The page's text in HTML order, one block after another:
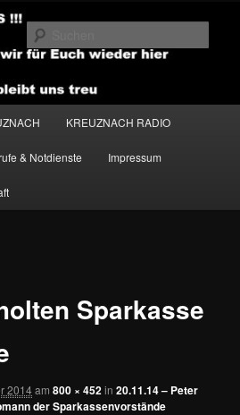
KREUZNACH RADIO
& Notdienste Impressum
Sparkasse
2014am800 × 452in20.11.14 – Peter
der Sparkassenvorstände